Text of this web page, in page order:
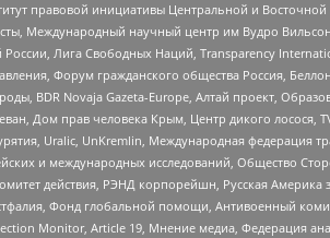
правовой инициативы Центральной и
Международный научный центр им Вудро
Лига Свободных Наций, Transparеncy
Форум гражданского общества Россия,
BDR Novaja Gazeta-Europe, Алтай проект,
Дом прав человека Крым, Центр дикого
Uralic, UnKremlin, Международная федерация
и международных исследований, Общество
действия, РЭНД корпорейшн, Русская
Фонд глобальной помощи, Антивоенный
Monitor, Article 19, Мнение медиа, Федерация